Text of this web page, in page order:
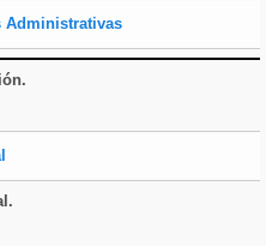
Administrativas
.